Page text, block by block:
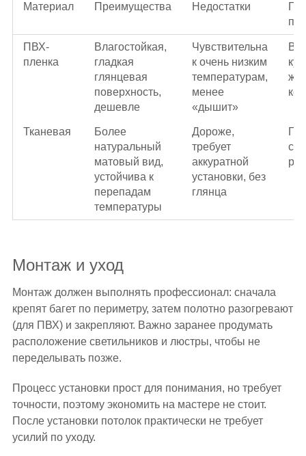
Материал Преимущества Недостатки
Где
ПВХ-
пленка
Влагостойкая,
гладкая
глянцевая
поверхность,
дешевле
Чувствительна
к очень низким
температурам,
менее
«дышит»
Тканевая
Более
натуральный
матовый вид,
устойчива к
перепадам
температуры
Дороже,
требует
аккуратной
установки, без
глянца
Монтаж и уход
Монтаж должен выполнять профессионал: сначала
крепят багет по периметру, затем полотно разогревают
(для ПВХ) и закрепляют. Важно заранее продумать
расположение светильников и люстры, чтобы не
переделывать позже.
Процесс установки прост для понимания, но требует
точности, поэтому экономить на мастере не стоит.
После установки потолок практически не требует
усилий по уходу.